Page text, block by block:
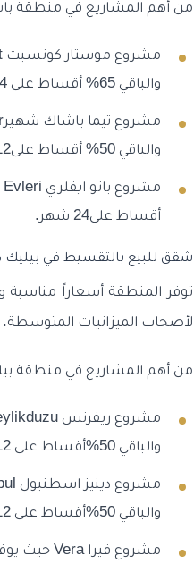
من أهم المشاريع في منطقة
والباقي 65% أقساط على 24 شهر.
والباقي 50% أقساط على12 شهر.
أقساط على24 شهر.
شقق للبيع بالتقسيط في بيليك
توفر المنطقة أسعاراً مناسبة
لأصحاب الميزانيات المتوسطة.
من أهم المشاريع في منطقة
والباقي 50%أقساط على 12شهر.
والباقي 50%أقساط على 12شهر.